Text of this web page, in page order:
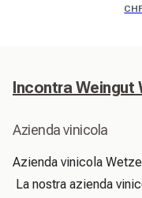
Incontra Weingut
Azienda vinicola
Azienda vinicola
La nostra azienda